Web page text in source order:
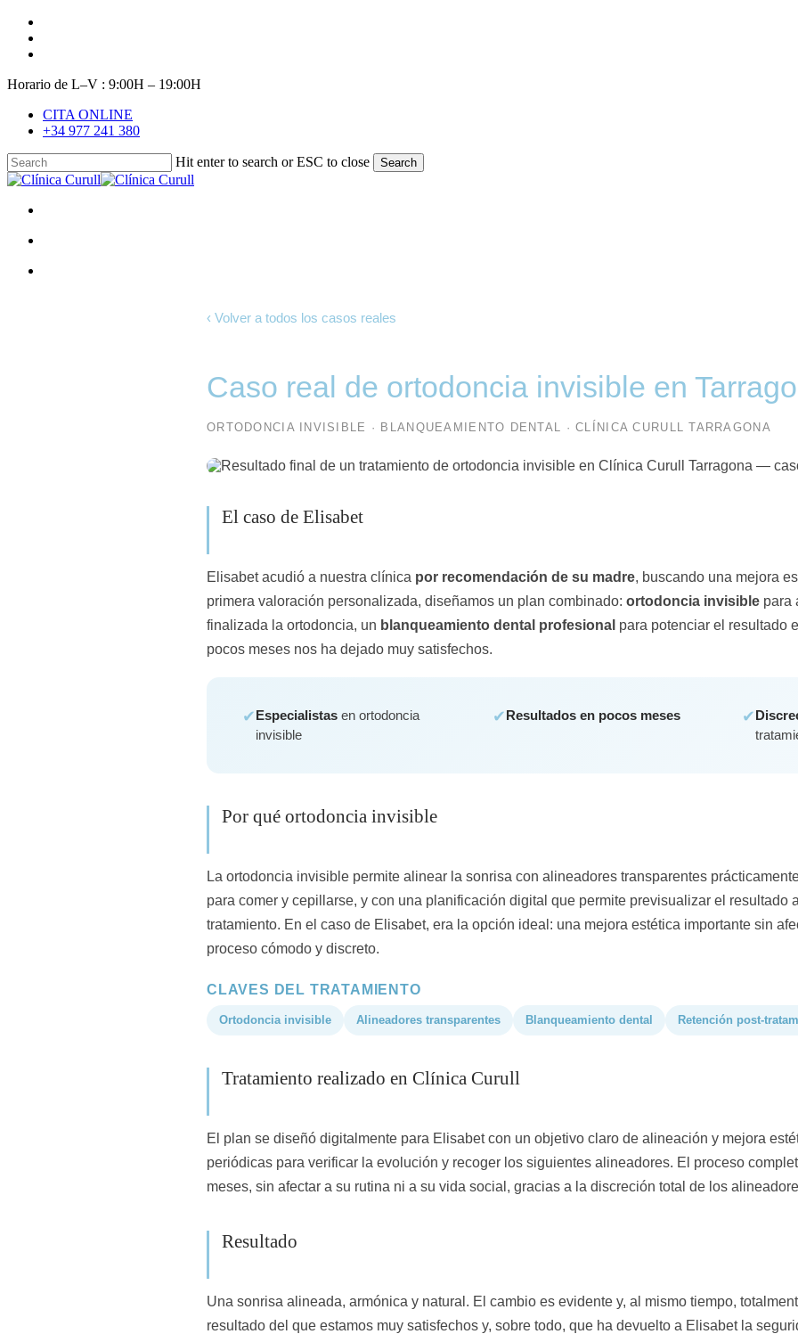
Skip
main
Horario de L–V : 9:00H – 19:00H
CITA ONLINE
+34 977 241 380
Hit enter to search or ESC to close Search
Close
search
Menu
‹ Volver a todos los casos reales
Caso real de ortodoncia invisible en
ORTODONCIA INVISIBLE · BLANQUEAMIENTO DENTAL · CLÍNICA CURULL TARRAGONA
El caso de Elisabet
Elisabet acudió a nuestra clínica por recomendación de su madre, buscando una mejora
primera valoración personalizada, diseñamos un plan combinado: ortodoncia invisible para
finalizada la ortodoncia, un blanqueamiento dental profesional para potenciar el resultado
pocos meses nos ha dejado muy satisfechos.
✔Especialistas en ortodoncia
invisible
✔Resultados en pocos meses ✔
Por qué ortodoncia invisible
La ortodoncia invisible permite alinear la sonrisa con alineadores transparentes
para comer y cepillarse, y con una planificación digital que permite previsualizar el resultado
tratamiento. En el caso de Elisabet, era la opción ideal: una mejora estética importante sin
proceso cómodo y discreto.
CLAVES DEL TRATAMIENTO
Ortodoncia invisible Alineadores transparentes Blanqueamiento dental Retención post-
Tratamiento realizado en Clínica Curull
El plan se diseñó digitalmente para Elisabet con un objetivo claro de alineación y mejora
periódicas para verificar la evolución y recoger los siguientes alineadores. El proceso
meses, sin afectar a su rutina ni a su vida social, gracias a la discreción total de los
Resultado
Una sonrisa alineada, armónica y natural. El cambio es evidente y, al mismo tiempo,
resultado del que estamos muy satisfechos y, sobre todo, que ha devuelto a Elisabet la